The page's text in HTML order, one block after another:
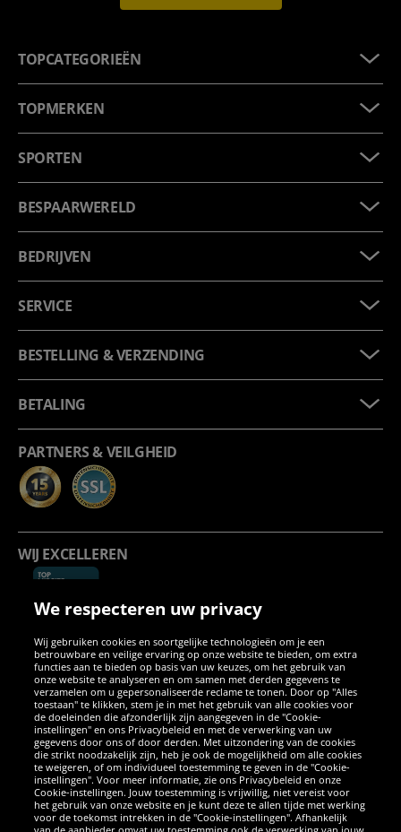
TOPCATEGORIEËN
TOPMERKEN
SPORTEN
BESPAARWERELD
BEDRIJVEN
SERVICE
BESTELLING & VERZENDING
BETALING
PARTNERS & VEILGHEID
WIJ EXCELLEREN
SOCIALE MEDIA
FacebookInstagram
WhatsApp
TikTokTwitterYouTube
APPS
We respecteren uw privacy
Wij gebruiken cookies en soortgelijke technologieën om je een
betrouwbare en veilige ervaring op onze website te bieden, om extra
functies aan te bieden op basis van uw keuzes, om het gebruik van
onze website te analyseren en om samen met derden gegevens te
verzamelen om u gepersonaliseerde reclame te tonen. Door op "Alles
toestaan" te klikken, stem je in met het gebruik van alle cookies voor
de doeleinden die afzonderlijk zijn aangegeven in de "Cookie-
instellingen" en ons Privacybeleid en met de verwerking van uw
gegevens door ons of door derden. Met uitzondering van de cookies
die strikt noodzakelijk zijn, heb je ook de mogelijkheid om alle cookies
te weigeren, of om individueel toestemming te geven in de "Cookie-
instellingen". Voor meer informatie, zie ons Privacybeleid en onze
Cookie-instellingen. Jouw toestemming is vrijwillig, niet vereist voor
het gebruik van onze website en je kunt deze te allen tijde met werking
voor de toekomst intrekken in de "Cookie-instellingen". Afhankelijk